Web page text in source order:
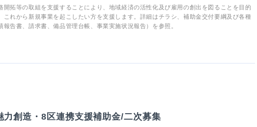
拓等の取組を支援することにより、地域経済の活性化及び雇用の創出を図ることを目的
れから新規事業を起こしたい方を支援します。詳細はチラシ、補助金交付要綱及び各種
告書、請求書、備品管理台帳、事業実施状況報告）を参照。
創造・8区連携支援補助金/二次募集